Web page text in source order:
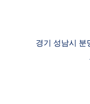
경기 성남시